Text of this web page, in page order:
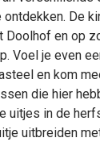
De
en op
Voel je even
en kom
die hier
uitjes in de
uitbreiden